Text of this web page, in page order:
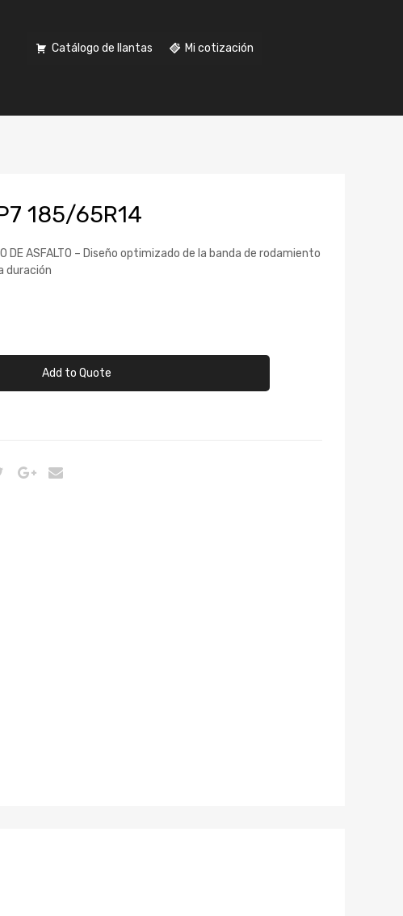
Mi cotización
Catálogo de llantas
185/65R14
DE ASFALTO – Diseño optimizado de la banda de rodamiento
duración
Add to Quote